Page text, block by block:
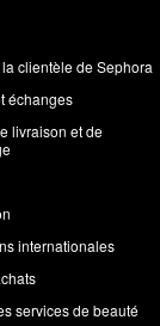
clientèle de Sephora
échanges
livraison et de
internationales
services de beauté